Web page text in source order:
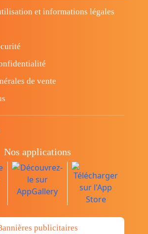
et informations légales
de vente
Nos applications
publicitaires